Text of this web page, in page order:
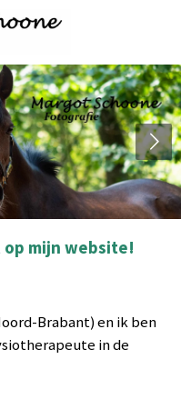
mijn website!
Brabant) en ik ben
in de